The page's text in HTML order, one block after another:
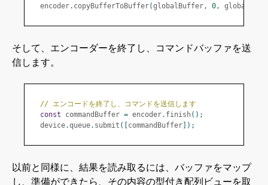
  encoder
. copyBufferToBuffer(globalBuffer , 0 ,
そして、エンコーダーを終了し、コマンドバッファを送
信します。
// エンコードを終了し、コマンドを送信します
const commandBuffer = encoder. finish();
  device
.queue. submit ([commandBuffer]);
以前と同様に、結果を読み取るには、バッファをマップ
し、準備ができたら、その内容の型付き配列ビューを取